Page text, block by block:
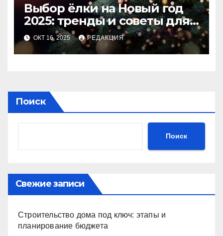
Выбор ёлки на Новый год
2025: тренды и советы для
идеального праздника
ОКТ 16, 2025 РЕДАКЦИЯ
Поиск
Поиск
Свежие записи
Строительство дома под ключ: этапы и
планирование бюджета